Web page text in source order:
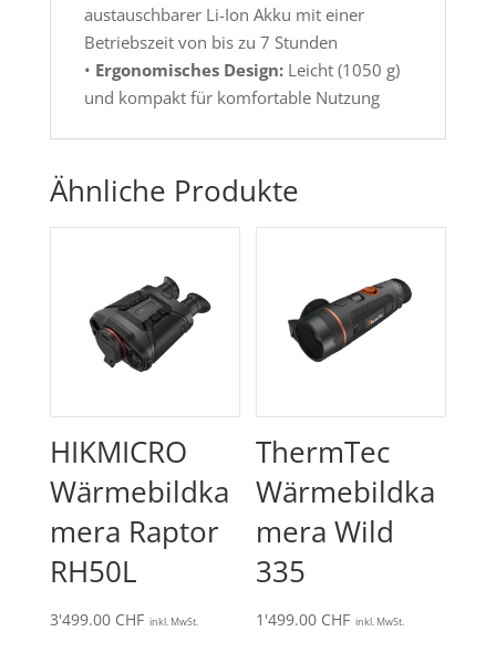
austauschbarer Li-Ion Akku mit einer
Betriebszeit von bis zu 7 Stunden
• Ergonomisches Design:Leicht (1050 g)
und kompakt für komfortable Nutzung
Ähnliche Produkte
HIKMICRO
Wärmebildka
mera Raptor
RH50L
3'499.00 CHF inkl. MwSt.
ThermTec
Wärmebildka
mera Wild
335
1'499.00 CHF inkl. MwSt.